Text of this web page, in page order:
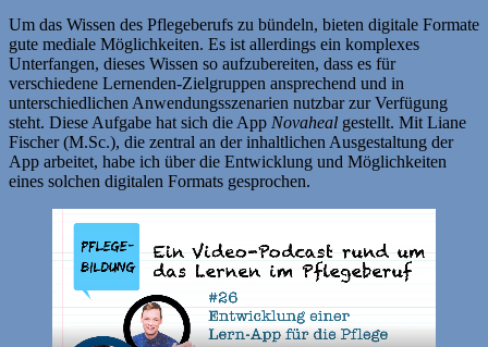
Um das Wissen des Pflegeberufs zu bündeln, bieten digitale Formate
gute mediale Möglichkeiten. Es ist allerdings ein komplexes
Unterfangen, dieses Wissen so aufzubereiten, dass es für
verschiedene Lernenden-Zielgruppen ansprechend und in
unterschiedlichen Anwendungsszenarien nutzbar zur Verfügung
steht. Diese Aufgabe hat sich die App Novaheal gestellt. Mit Liane
Fischer (M.Sc.), die zentral an der inhaltlichen Ausgestaltung der
App arbeitet, habe ich über die Entwicklung und Möglichkeiten
eines solchen digitalen Formats gesprochen.